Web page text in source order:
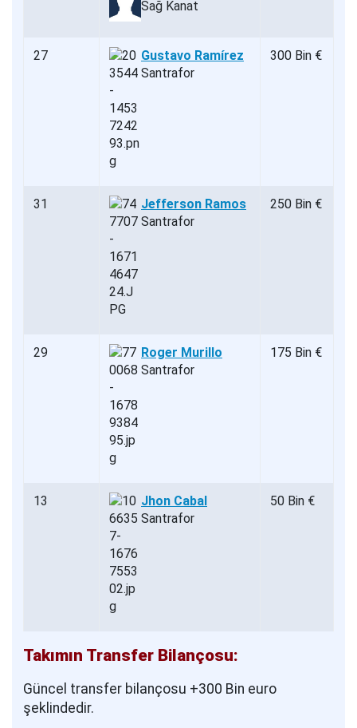
Sağ Kanat
27
Gustavo Ramírez
Santrafor
300 Bin €
31
Jefferson Ramos
Santrafor
250 Bin €
29
Roger Murillo
Santrafor
175 Bin €
13
Jhon Cabal
Santrafor
50 Bin €
Takımın Transfer Bilançosu:
Güncel transfer bilançosu +300 Bin euro
şeklindedir.